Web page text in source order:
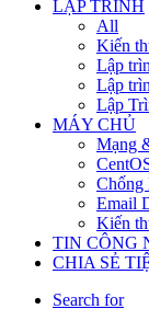
LẬP TRÌNH
All
Kiến
Lập
Lập
Lập
MÁY CHỦ
Mạng
Email
Kiến
TIN CÔNG
CHIA SẺ
Search for